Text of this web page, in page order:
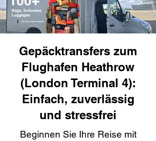
Gepäcktransfers zum
Flughafen Heathrow
(London Terminal 4):
Einfach, zuverlässig
und stressfrei
Beginnen Sie Ihre Reise mit